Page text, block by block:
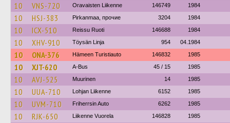
10 VNS-720 Oravaisten Liikenne 146749 1984
10 HSJ-383 Pirkanmaa, прочие 3204 1984
10 ICX-510 Reissu Ruoti 146688 1984
10 XHV-910 Töysän Linja 954 04.1984
10 ONA-376 Hämeen Turistiauto 146832 1985
10 XJT-620 A-Bus 45 / 15 1985
10 AVJ-525 Muurinen 14 1985
10 UUA-710 Lohjan Liikenne 6152 1985
10 UVM-710 Friherrsin Auto 6262 1985
10 RJK-650 Liikenne Vuorela 146828 1985